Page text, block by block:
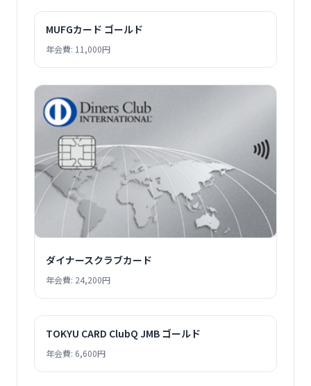
MUFGカード ゴールド
年会費: 11,000円
ダイナースクラブカード
年会費: 24,200円
TOKYU CARD ClubQ JMB ゴールド
年会費: 6,600円